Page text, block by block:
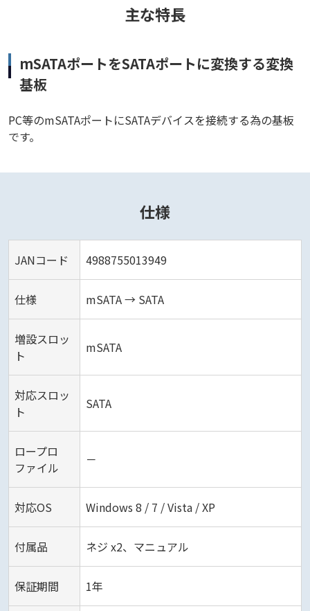
主な特長
mSATAポートをSATAポートに変換する変換
基板
PC等のmSATAポートにSATAデバイスを接続する為の基板
です。
仕様
JANコード 4988755013949
仕様 mSATA → SATA
増設スロッ
ト
mSATA
対応スロッ
ト
SATA
ロープロ
ファイル
－
対応OS Windows 8 / 7 / Vista / XP
付属品 ネジ x2、マニュアル
保証期間 1年